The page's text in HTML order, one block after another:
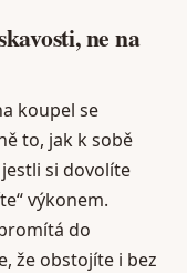
ne na
koupel se
to, jak k sobě
si dovolíte
výkonem.
do
že obstojíte i bez